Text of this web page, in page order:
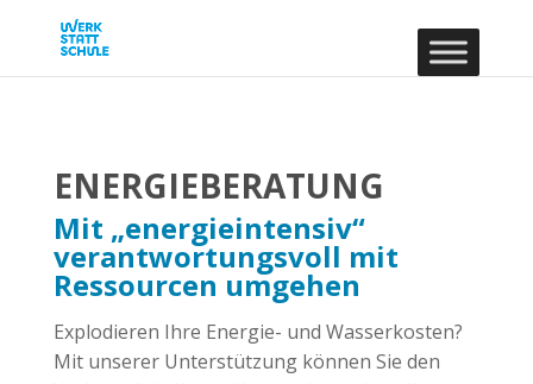
ENERGIEBERATUNG
Mit „energieintensiv“
verantwortungsvoll mit
Ressourcen umgehen
Explodieren Ihre Energie- und Wasserkosten?
Mit unserer Unterstützung können Sie den